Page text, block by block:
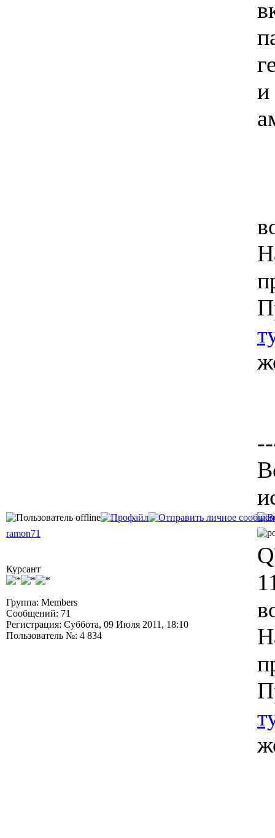
и
ramon71
Курсант
Группа: Members
Сообщений: 71
Регистрация: Суббота, 09 Июля 2011, 18:10
Пользователь №: 4 834